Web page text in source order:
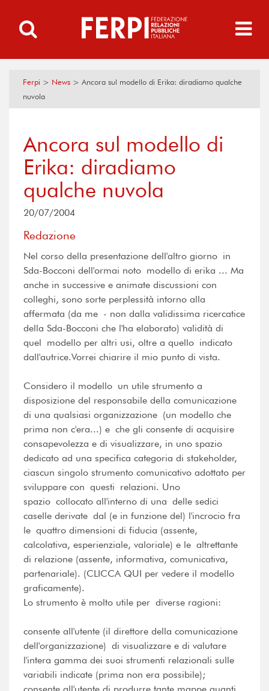
Ferpi > News > Ancora sul modello di Erika: diradiamo qualche
nuvola
Ancora sul modello di
Erika: diradiamo
qualche nuvola
20/07/2004
Redazione
Nel corso della presentazione dell'altro giorno in
Sda-Bocconi dell'ormai noto modello di erika ... Ma
anche in successive e animate discussioni con
colleghi, sono sorte perplessità intorno alla
affermata (da me - non dalla validissima ricercatice
della Sda-Bocconi che l'ha elaborato) validità di
quel modello per altri usi, oltre a quello indicato
dall'autrice.Vorrei chiarire il mio punto di vista.
Considero il modello un utile strumento a
disposizione del responsabile della comunicazione
di una qualsiasi organizzazione (un modello che
prima non c'era...) e che gli consente di acquisire
consapevolezza e di visualizzare, in uno spazio
dedicato ad una specifica categoria di stakeholder,
ciascun singolo strumento comunicativo adottato per
sviluppare con questi relazioni. Uno
spazio collocato all'interno di una delle sedici
caselle derivate dal (e in funzione del) l'incrocio fra
le quattro dimensioni di fiducia (assente,
calcolativa, esperienziale, valoriale) e le altrettante
di relazione (assente, informativa, comunicativa,
partenariale). (CLICCA QUI per vedere il modello
graficamente).
Lo strumento è molto utile per diverse ragioni:
consente all'utente (il direttore della comunicazione
dell'organizzazione) di visualizzare e di valutare
l'intera gamma dei suoi strumenti relazionali sulle
variabili indicate (prima non era possibile);